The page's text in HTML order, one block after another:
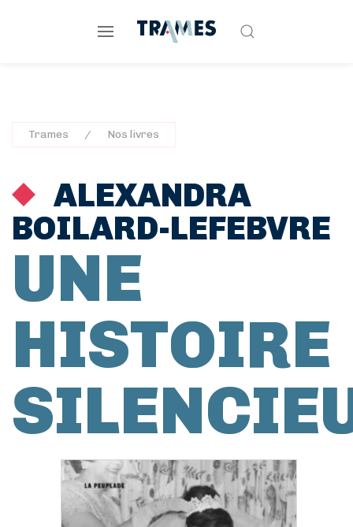
Trames Nos livres
ALEXANDRA
BOILARD-LEFEBVRE
UNE
HISTOIRE